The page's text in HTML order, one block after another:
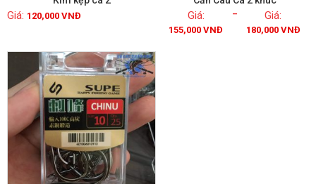
120,000 VNĐ
155,000VNĐ
–
180,000 VNĐ
GIẢM GIÁ!